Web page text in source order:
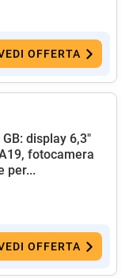
OFFERTA
display 6,3"
fotocamera
per...
OFFERTA